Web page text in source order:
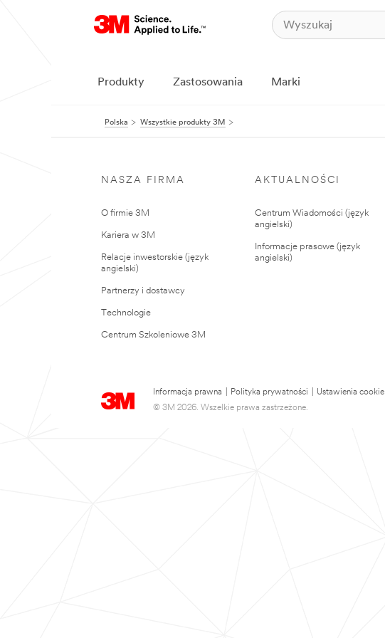
Produkty Zastosowania Marki
Polska Wszystkie produkty 3M
NASZA FIRMA
O firmie 3M
Kariera w 3M
Relacje inwestorskie (język
angielski)
Partnerzy i dostawcy
Technologie
Centrum Szkoleniowe 3M
AKTUALNOŚCI
Centrum Wiadomości (język
angielski)
Informacje prasowe (język
angielski)
Informacja prawna Polityka prywatności
Ustawienia cookie
© 3M 2026. Wszelkie prawa zastrzeżone.